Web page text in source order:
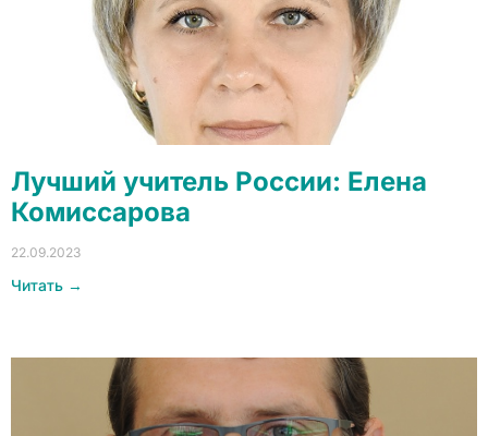
Лучший учитель России: Елена
Комиссарова
22.09.2023
Читать →